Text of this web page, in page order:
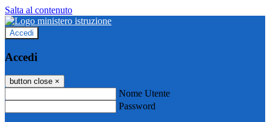
Salta al contenuto
Accedi
Accedi
button close ×
Nome Utente
Password